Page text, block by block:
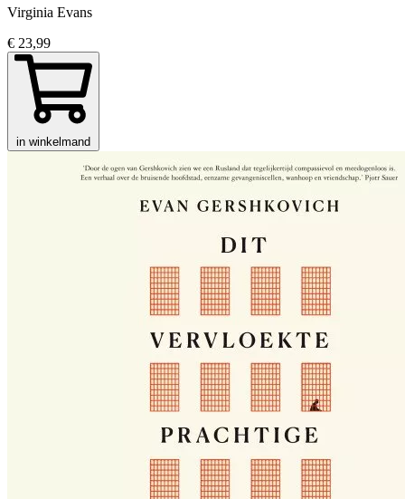
Virginia Evans
€ 23,99
in winkelmand